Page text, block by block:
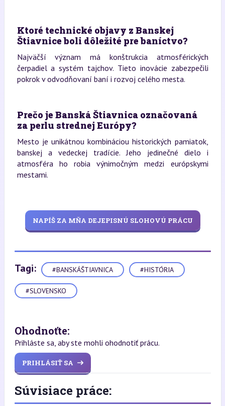
Ktoré technické objavy z Banskej
Štiavnice boli dôležité pre baníctvo?
Najväčší význam má konštrukcia atmosférických
čerpadiel a systém tajchov. Tieto inovácie zabezpečili
pokrok v odvodňovaní baní i rozvoj celého mesta.
Prečo je Banská Štiavnica označovaná
za perlu strednej Európy?
Mesto je unikátnou kombináciou historických pamiatok,
banskej a vedeckej tradície. Jeho jedinečné dielo i
atmosféra ho robia výnimočným medzi európskymi
mestami.
NAPÍŠ ZA MŇA DEJEPISNÚ SLOHOVÚ PRÁCU
Tagi: #BANSKÁŠTIAVNICA #HISTÓRIA
#SLOVENSKO
Ohodnoťte:
Prihláste sa, aby ste mohli ohodnotiť prácu.
PRIHLÁSIŤ SA
Súvisiace práce: